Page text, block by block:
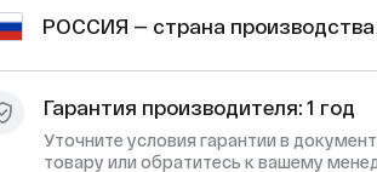
РОССИЯ — страна производства
Гарантия производителя: 1 год
Уточните условия гарантии в
товару или обратитесь к вашему